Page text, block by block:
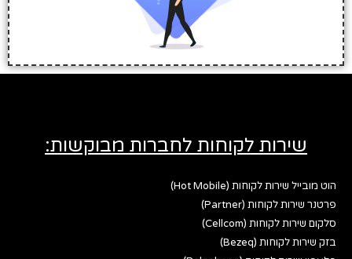
שירות לקוחות לחברות מבוקשות:
הוט מובייל שירות לקוחות (Hot Mobile)
פרטנר שירות לקוחות (Partner)
סלקום שירות לקוחות (Cellcom)
בזק שירות לקוחות (Bezeq)